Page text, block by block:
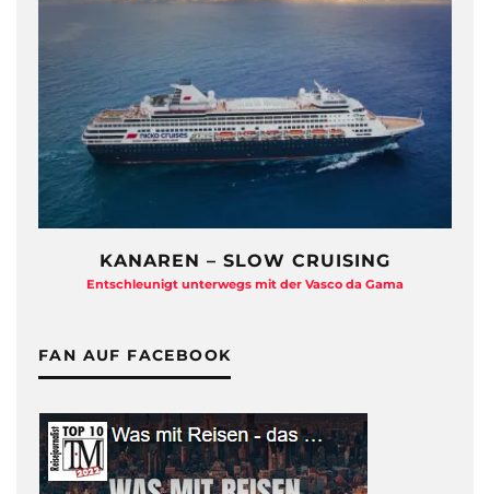
CRUISING
der Vasco da Gama
ZDF TRAUMSCHIFF
Eine Backstage-Reportage von den
FAN AUF FACEBOOK